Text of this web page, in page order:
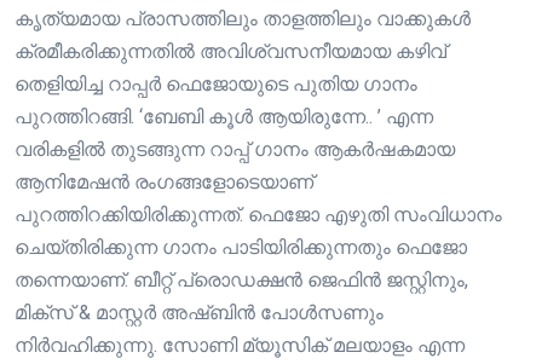
കൃത്യമായ പ്രാസത്തിലും താളത്തിലും വാക്കുകൾ
ക്രമീകരിക്കുന്നതിൽ അവിശ്വസനീയമായ കഴിവ്
തെളിയിച്ച റാപ്പർ ഫെജോയുടെ പുതിയ ഗാനം
പുറത്തിറങ്ങി. ‘ബേബി കൂൾ ആയിരുന്നേ.. ’ എന്ന
വരികളിൽ തുടങ്ങുന്ന റാപ്പ് ഗാനം ആകർഷകമായ
ആനിമേഷൻ രംഗങ്ങളോടെയാണ്
പുറത്തിറക്കിയിരിക്കുന്നത്. ഫെജോ എഴുതി സംവിധാനം
ചെയ്തിരിക്കുന്ന ഗാനം പാടിയിരിക്കുന്നതും ഫെജോ
തന്നെയാണ്. ബീറ്റ് പ്രൊഡക്ഷൻ ജെഫിൻ ജസ്റ്റിനും,
മിക്സ് & മാസ്റ്റർ അഷ്‌ബിൻ പോൾസണും
നിർവഹിക്കുന്നു. സോണി മ്യൂസിക് മലയാളം എന്ന